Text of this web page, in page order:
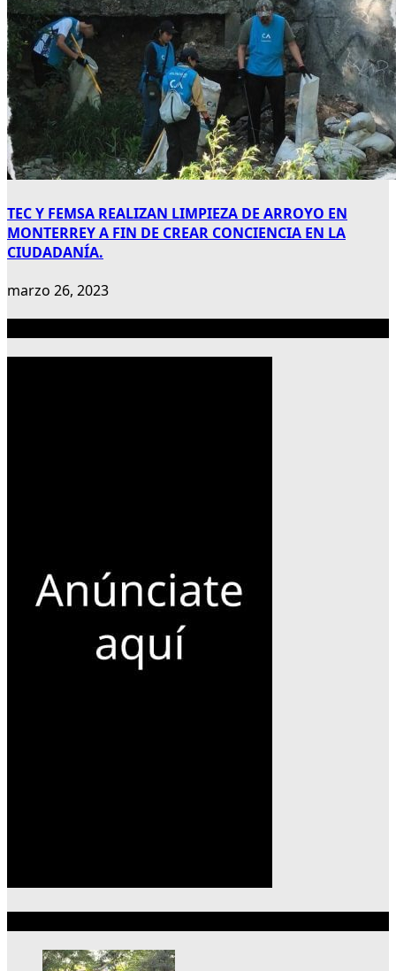
TEC Y FEMSA REALIZAN LIMPIEZA DE ARROYO EN
MONTERREY A FIN DE CREAR CONCIENCIA EN LA
CIUDADANÍA.
marzo 26, 2023